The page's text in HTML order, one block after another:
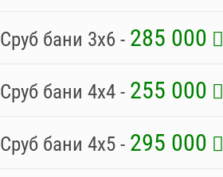
Сруб бани 3х6 - 285 000
Сруб бани 4х4 - 255 000
Сруб бани 4х5 - 295 000